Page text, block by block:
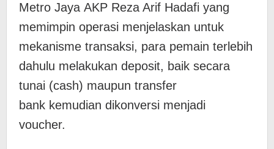
Metro Jaya AKP Reza Arif Hadafi yang
memimpin operasi menjelaskan untuk ​
mekanisme transaksi, ​para pemain terlebih
dahulu melakukan deposit, baik secara
tunai (cash) maupun transfer
bank kemudian dikonversi menjadi
voucher.